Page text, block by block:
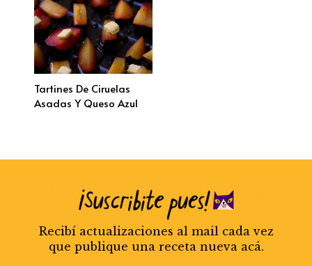
Tartines De Ciruelas
Asadas Y Queso Azul
Recibí actualizaciones al mail cada vez
que publique una receta nueva acá.